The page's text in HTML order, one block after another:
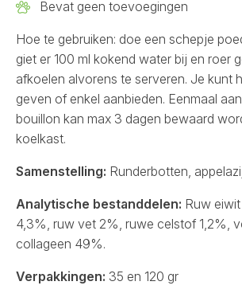
Bevat geen toevoegingen
Hoe te gebruiken: doe een schepje
giet er 100 ml kokend water bij en roer
afkoelen alvorens te serveren. Je kunt
geven of enkel aanbieden. Eenmaal
bouillon kan max 3 dagen bewaard
koelkast.
Samenstelling: Runderbotten,
Analytische bestanddelen: Ruw
4,3%, ruw vet 2%, ruwe celstof 1,2%,
collageen 49%.
Verpakkingen: 35 en 120 gr